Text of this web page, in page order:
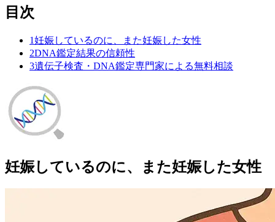
目次
1妊娠しているのに、また妊娠した女性
2DNA鑑定結果の信頼性
3遺伝子検査・DNA鑑定専門家による無料相談
妊娠しているのに、また妊娠した女性